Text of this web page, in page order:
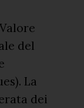
del
La
dei